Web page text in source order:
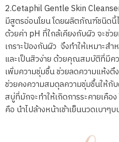
2.Cetaphil Gentle Skin
มีสูตรอ่อนโยน โดยผลิตภัณฑ์ชนิดนี้
ด้วยค่า pH ที่ใกล้เคียงกับผิว จะช่ว
เกราะป้องกันผิว จึงทำให้เหมาะส
และเป็นสิวง่าย ด้วยคุณสมบัติที่มีค
เพิ่มความชุ่มชื้น ช่วยลดความแห้งตึ
ช่วยคงความสมดุลความชุ่มชื้นให้
สบู่ที่มักจะทำให้เกิดการระคายเคื
คือ นำไปล้างหน้าเช้าเย็นนวดเบา